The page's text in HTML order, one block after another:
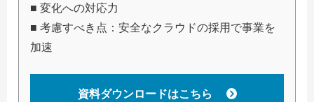
■ 変化への対応力
■ 考慮すべき点：安全なクラウドの採用で事業を
加速
資料ダウンロードはこちら